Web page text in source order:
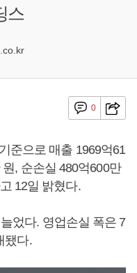
스
0
준으로 매출 1969억61
, 순손실 480억600만
12일 밝혔다.
었다. 영업손실 폭은 7
됐다.